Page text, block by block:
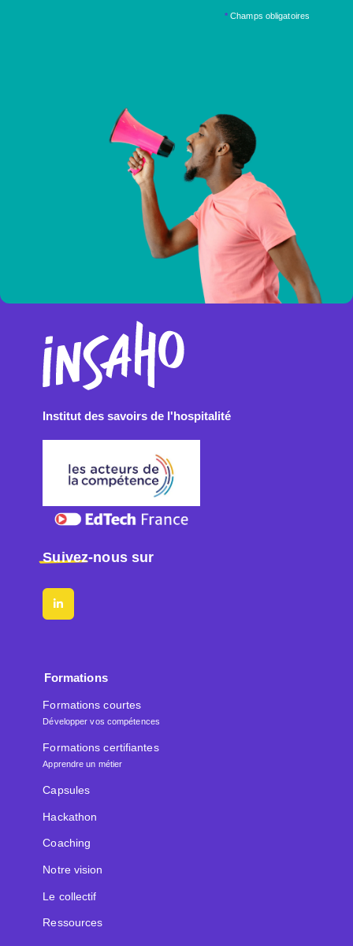
* Champs obligatoires
Institut des savoirs de l'hospitalité
Suivez-nous sur
Formations
Formations courtes
Développer vos compétences
Formations certifiantes
Apprendre un métier
Capsules
Hackathon
Coaching
Notre vision
Le collectif
Ressources